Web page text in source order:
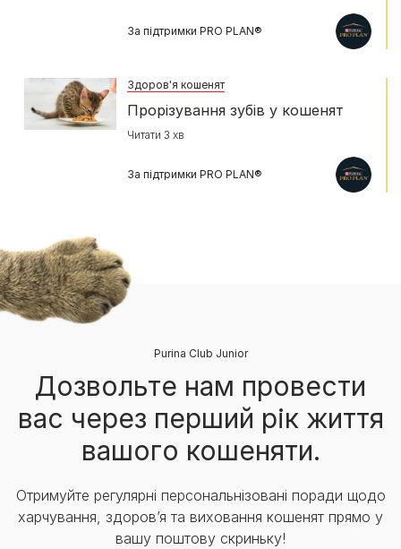
За підтримки PRO PLAN®
Здоров'я кошенят
Прорізування зубів у кошенят
Читати 3 хв
За підтримки PRO PLAN®
Purina Club Junior
Дозвольте нам провести
вас через перший рік життя
вашого кошеняти.
Отримуйте регулярні персональнізовані поради щодо
харчування, здоров’я та виховання кошенят прямо у
вашу поштову скриньку!